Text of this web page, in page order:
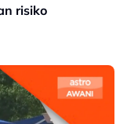
risiko